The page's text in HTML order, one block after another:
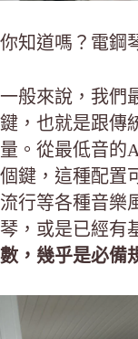
你知道嗎？電鋼
一般來說，我們
鍵，也就是跟傳
量。從最低音的
個鍵，這種配置
流行等各種音樂
琴，或是已經有
數，幾乎是必備